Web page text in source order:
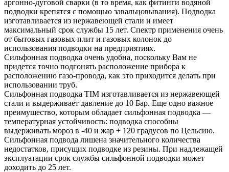
аргонно-дуговой сварки (в то время, как фитинги водяной
подводки крепятся с помощью завальцовывания). Подводка
изготавливается из нержавеющей стали и имеет
максимальный срок службы 15 лет. Спектр применения очень
от бытовых газовых плит и газовых колонок до
использования подводки на предприятиях.
Сильфонная подводка очень удобна, поскольку Вам не
придется точно подгонять расположение прибора к
расположению газо-провода, как это приходится делать при
использовании труб.
Сильфонная подводка TIM изготавливается из нержавеющей
стали и выдерживает давление до 10 Бар. Еще одно важное
преимущество, которым обладает сильфонная подводка —
температурная устойчивость: подводка способны
выдерживать мороз в -40 и жар + 120 градусов по Цельсию.
Сильфонная подвода лишена значительного количества
недостатков, присущих подводке из резины. При надлежащей
эксплуатации срок службы сильфонной подводки может
доходить до 25 лет.